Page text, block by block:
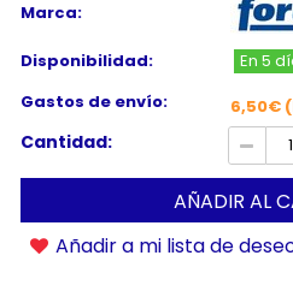
Marca:
Disponibilidad:
En 5
Gastos de envío:
6,50€
Cantidad:
AÑADIR AL
Añadir a mi lista de